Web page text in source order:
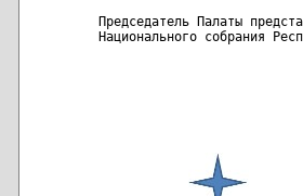
Председатель Палаты
Национального собрания